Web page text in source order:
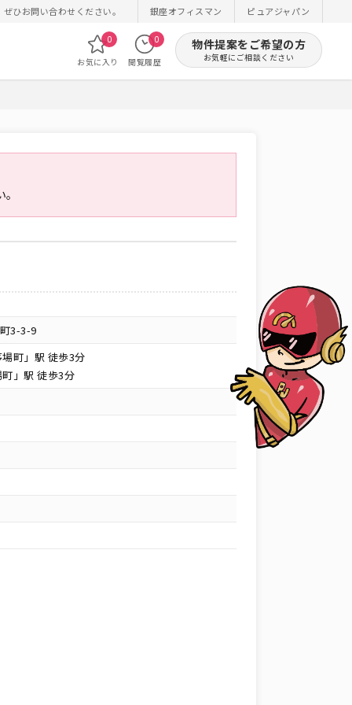
ひお問い合わせください。 銀座オフィスマン ピュアジャパン
お気に入り
0
閲覧履歴
0 物件提案をご希望の方
お気軽にご相談ください
3-3-9
町」駅 徒歩3分
」駅 徒歩3分